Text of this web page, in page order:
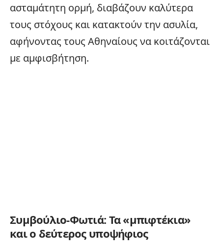
ασταμάτητη ορμή, διαβάζουν καλύτερα
τους στόχους και κατακτούν την ασυλία,
αφήνοντας τους Αθηναίους να κοιτάζονται
με αμφισβήτηση.
Συμβούλιο-Φωτιά: Τα «μπιφτέκια»
και ο δεύτερος υποψήφιος